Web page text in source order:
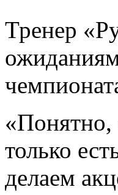
Тренер
«Понятно,
только
делаем